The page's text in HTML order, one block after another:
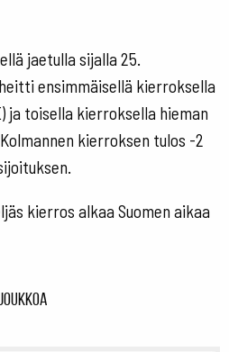
jaetulla sijalla 25.
ensimmäisellä kierroksella
ja toisella kierroksella hieman
kierroksen tulos -2
kierros alkaa Suomen aikaa